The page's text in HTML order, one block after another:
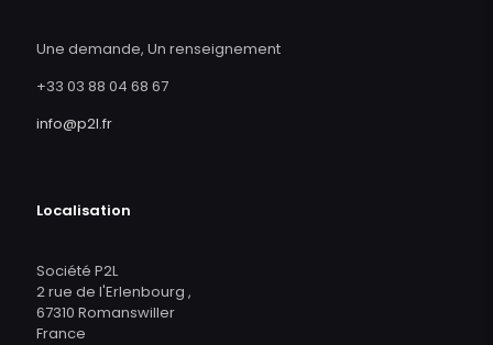
Une demande, Un renseignement
+33 03 88 04 68 67
info@p2l.fr
Localisation
Société P2L
2 rue de l'Erlenbourg ,
67310 Romanswiller
France